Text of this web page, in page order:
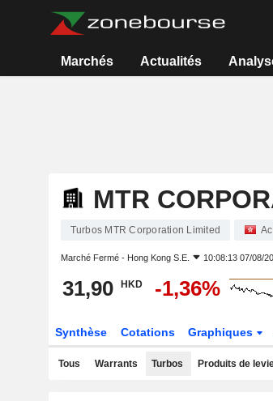
Marchés Actualités
MTR
Turbos MTR Corporation Limited
Marché Fermé - Hong Kong S.E. 10:08:13 07/08/
31,90 HKD -1,36%
Synthèse Cotations Graphiques
Tous Warrants Turbos Produits de